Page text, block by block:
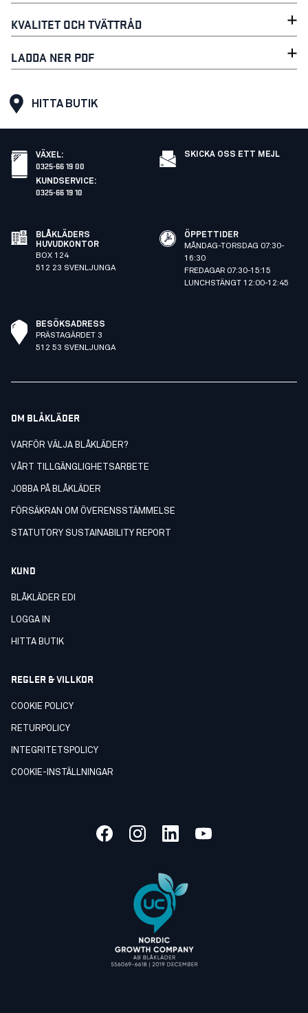
KVALITET OCH TVÄTTRÅD
LADDA NER PDF
HITTA BUTIK
VÄXEL:
0325-66 19 00
KUNDSERVICE:
0325-66 19 10
SKICKA OSS ETT MEJL
BLÅKLÄDERS
HUVUDKONTOR
BOX 124
512 23 SVENLJUNGA
ÖPPETTIDER
MÅNDAG-TORSDAG 07:30-
16:30
FREDAGAR 07:30-15:15
LUNCHSTÄNGT 12:00-12:45
BESÖKSADRESS
PRÄSTAGÄRDET 3
512 53 SVENLJUNGA
OM BLÅKLÄDER
VARFÖR VÄLJA BLÅKLÄDER?
VÅRT TILLGÄNGLIGHETSARBETE
JOBBA PÅ BLÅKLÄDER
FÖRSÄKRAN OM ÖVERENSSTÄMMELSE
STATUTORY SUSTAINABILITY REPORT
KUND
BLÅKLÄDER EDI
LOGGA IN
HITTA BUTIK
REGLER & VILLKOR
COOKIE POLICY
RETURPOLICY
INTEGRITETSPOLICY
COOKIE-INSTÄLLNINGAR